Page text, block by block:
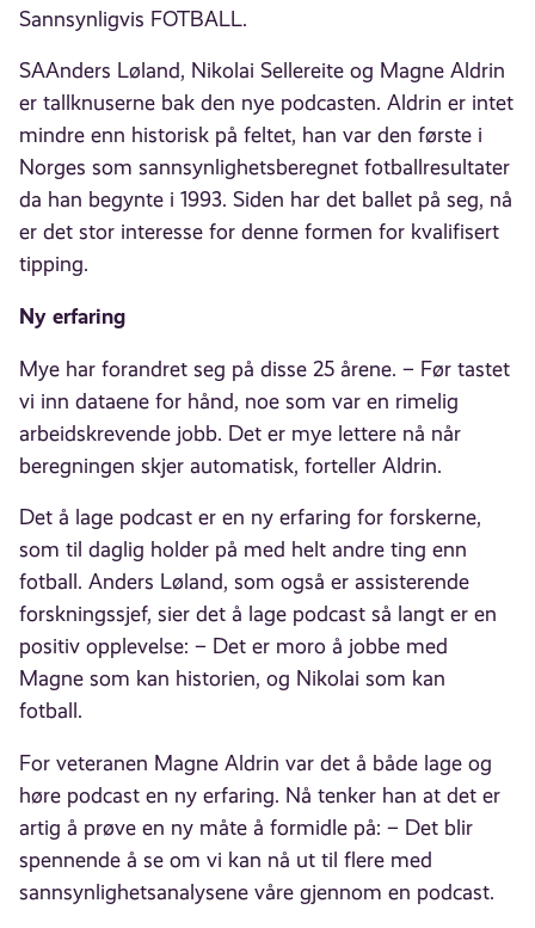
Sannsynligvis FOTBALL.
SAAnders Løland, Nikolai Sellereite og Magne Aldrin
er tallknuserne bak den nye podcasten. Aldrin er intet
mindre enn historisk på feltet, han var den første i
Norges som sannsynlighetsberegnet fotballresultater
da han begynte i 1993. Siden har det ballet på seg, nå
er det stor interesse for denne formen for kvalifisert
tipping.
Ny erfaring
Mye har forandret seg på disse 25 årene. – Før tastet
vi inn dataene for hånd, noe som var en rimelig
arbeidskrevende jobb. Det er mye lettere nå når
beregningen skjer automatisk, forteller Aldrin.
Det å lage podcast er en ny erfaring for forskerne,
som til daglig holder på med helt andre ting enn
fotball. Anders Løland, som også er assisterende
forskningssjef, sier det å lage podcast så langt er en
positiv opplevelse: – Det er moro å jobbe med
Magne som kan historien, og Nikolai som kan
fotball.
For veteranen Magne Aldrin var det å både lage og
høre podcast en ny erfaring. Nå tenker han at det er
artig å prøve en ny måte å formidle på: – Det blir
spennende å se om vi kan nå ut til flere med
sannsynlighetsanalysene våre gjennom en podcast.